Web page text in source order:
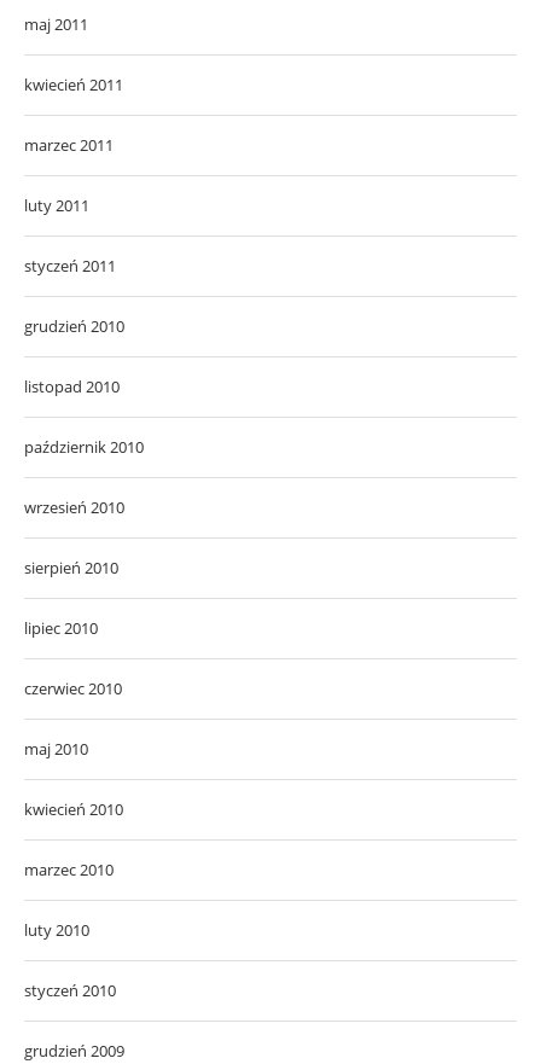
maj 2011
kwiecień 2011
marzec 2011
luty 2011
styczeń 2011
grudzień 2010
listopad 2010
październik 2010
wrzesień 2010
sierpień 2010
lipiec 2010
czerwiec 2010
maj 2010
kwiecień 2010
marzec 2010
luty 2010
styczeń 2010
grudzień 2009